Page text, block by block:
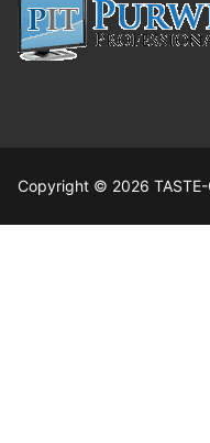
Copyright © 2026